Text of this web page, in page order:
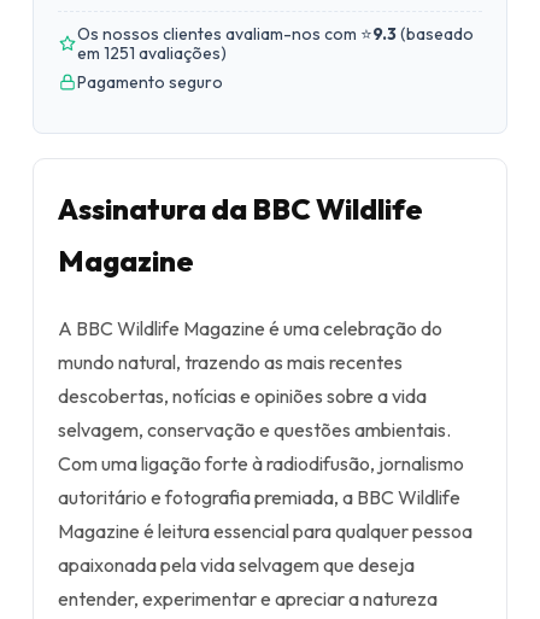
Os nossos clientes avaliam-nos com ⭐9.3(baseado
em 1251 avaliações)
Pagamento seguro
Assinatura da BBC Wildlife
Magazine
A BBC Wildlife Magazine é uma celebração do
mundo natural, trazendo as mais recentes
descobertas, notícias e opiniões sobre a vida
selvagem, conservação e questões ambientais.
Com uma ligação forte à radiodifusão, jornalismo
autoritário e fotografia premiada, a BBC Wildlife
Magazine é leitura essencial para qualquer pessoa
apaixonada pela vida selvagem que deseja
entender, experimentar e apreciar a natureza